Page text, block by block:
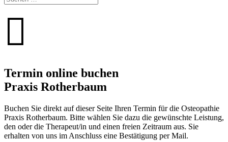

Termin online buchen
Praxis Rotherbaum
Buchen Sie direkt auf dieser Seite Ihren Termin für die Osteopathie
Praxis Rotherbaum. Bitte wählen Sie dazu die gewünschte Leistung,
den oder die Therapeut/in und einen freien Zeitraum aus. Sie
erhalten von uns im Anschluss eine Bestätigung per Mail.